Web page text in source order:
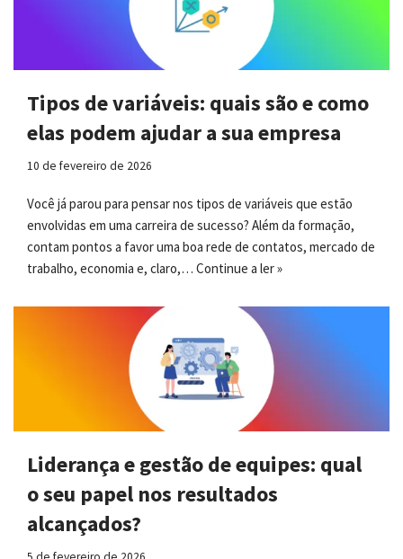
Tipos de variáveis: quais são e como
elas podem ajudar a sua empresa
10 de fevereiro de 2026
Você já parou para pensar nos tipos de variáveis que estão
envolvidas em uma carreira de sucesso? Além da formação,
contam pontos a favor uma boa rede de contatos, mercado de
trabalho, economia e, claro,… Continue a ler »
Liderança e gestão de equipes: qual
o seu papel nos resultados
alcançados?